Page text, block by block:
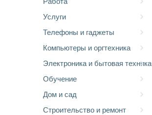
Услуги
Телефоны и гаджеты
Компьютеры и оргтехника
Электроника и бытовая техника
Обучение
Дом и сад
Строительство и ремонт